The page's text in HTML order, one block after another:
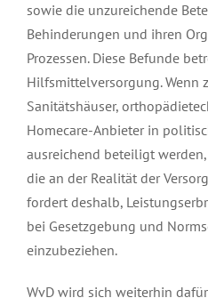
sowie die unzureichende
Behinderungen und ihren
Prozessen. Diese Befunde
Hilfsmittelversorgung. Wenn
Sanitätshäuser,
Homecare-Anbieter in
ausreichend beteiligt
die an der Realität der
fordert deshalb,
bei Gesetzgebung und
einzubeziehen.
WvD wird sich weiterhin